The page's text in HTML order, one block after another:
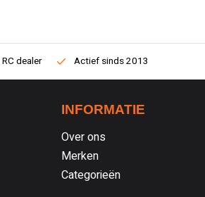
dealer Actief sinds 2013
INFORMATIE
Over ons
Merken
Categorieën